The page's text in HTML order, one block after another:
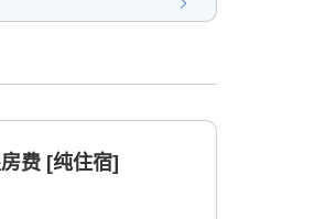
费 [纯住宿]